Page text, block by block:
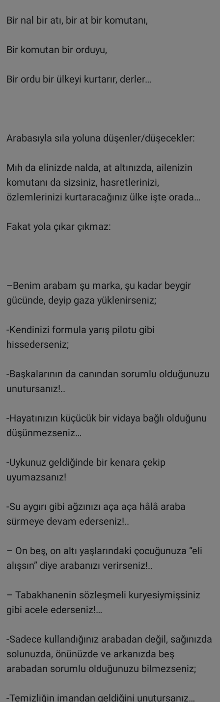
Bir nal bir atı, bir at bir komutanı,
Bir komutan bir orduyu,
Bir ordu bir ülkeyi kurtarır, derler…
Arabasıyla sıla yoluna düşenler/düşecekler:
Mıh da elinizde nalda, at altınızda, ailenizin
komutanı da sizsiniz, hasretlerinizi,
özlemlerinizi kurtaracağınız ülke işte orada…
Fakat yola çıkar çıkmaz:
–Benim arabam şu marka, şu kadar beygir
gücünde, deyip gaza yüklenirseniz;
-Kendinizi formula yarış pilotu gibi
hissederseniz;
-Başkalarının da canından sorumlu olduğunuzu
unutursanız!..
-Hayatınızın küçücük bir vidaya bağlı olduğunu
düşünmezseniz…
-Uykunuz geldiğinde bir kenara çekip
uyumazsanız!
-Su aygırı gibi ağzınızı aça aça hâlâ araba
sürmeye devam ederseniz!..
– On beş, on altı yaşlarındaki çocuğunuza “eli
alışsın” diye arabanızı verirseniz!..
– Tabakhanenin sözleşmeli kuryesiymişsiniz
gibi acele ederseniz!…
-Sadece kullandığınız arabadan değil, sağınızda
solunuzda, önünüzde ve arkanızda beş
arabadan sorumlu olduğunuzu bilmezseniz;
-Temizliğin imandan geldiğini unutursanız…